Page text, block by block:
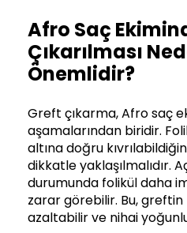
Afro Saç
Çıkarılması
Önemlidir?
Greft çıkarma, Afro saç
aşamalarından biridir.
altına doğru
dikkatle yaklaşılmalıdır.
durumunda folikül daha
zarar görebilir. Bu, greftin
azaltabilir ve nihai